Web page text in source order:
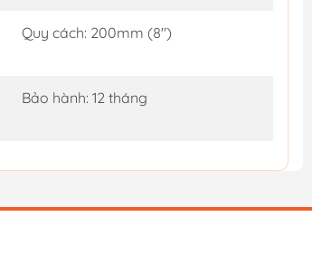
Quy cách: 200mm (8")
Bảo hành: 12 tháng